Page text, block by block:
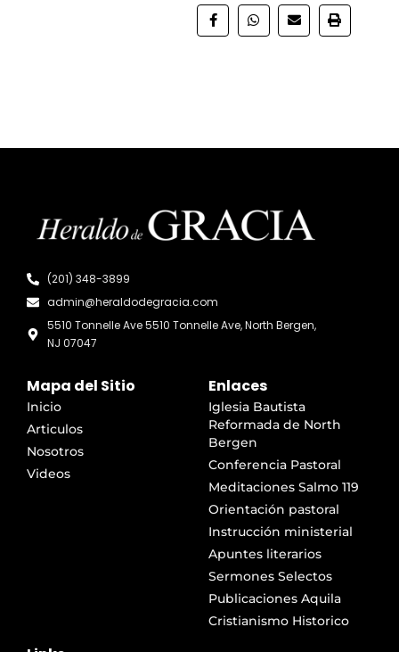
(201) 348-3899
admin@heraldodegracia.com
5510 Tonnelle Ave 5510 Tonnelle Ave, North Bergen,
NJ 07047
Mapa del Sitio
Inicio
Articulos
Nosotros
Videos
Enlaces
Iglesia Bautista
Reformada de North
Bergen
Conferencia Pastoral
Meditaciones Salmo 119
Orientación pastoral
Instrucción ministerial
Apuntes literarios
Sermones Selectos
Publicaciones Aquila
Cristianismo Historico